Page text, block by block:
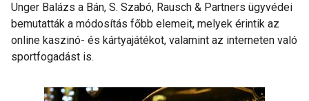
Unger Balázs a Bán, S. Szabó, Rausch & Partners ügyvédei
bemutatták a módosítás főbb elemeit, melyek érintik az
online kaszinó- és kártyajátékot, valamint az interneten való
sportfogadást is.